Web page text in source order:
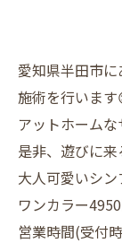
愛知県半田市
施術を行います
アットホーム
是非、遊びに
大人可愛いシ
ワンカラー
営業時間(受付